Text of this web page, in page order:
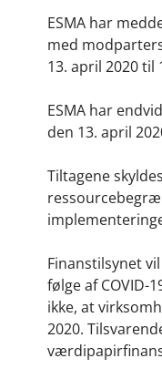
ESMA har
med
13. april 2020 til
ESMA har
den 13. april
Tiltagene
Finanstilsynet
følge af
ikke, at
2020.